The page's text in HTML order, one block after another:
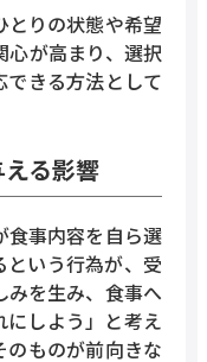
とりの状態や希望
心が高まり、選択
きる方法として
る影響
食事内容を自ら選
いう行為が、受
みを生み、食事へ
にしよう」と考え
のものが前向きな